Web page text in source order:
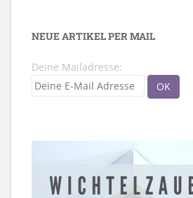
NEUE ARTIKEL PER MAIL
Deine Mailadresse: